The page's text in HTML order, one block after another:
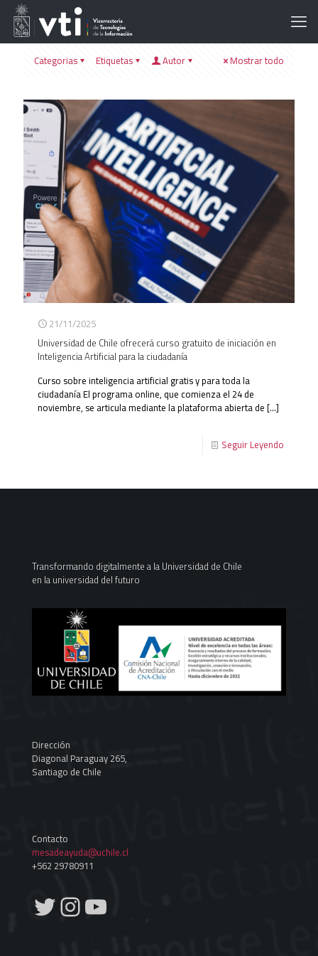
Categorias Etiquetas Autor Mostrar todo
21/11/2025
Universidad de Chile ofrecerá curso gratuito de iniciación en
Inteligencia Artificial para la ciudadanía
Curso sobre inteligencia artificial gratis y para toda la
ciudadanía El programa online, que comienza el 24 de
noviembre, se articula mediante la plataforma abierta de[…]
Seguir Leyendo
Transformando digitalmente a la Universidad de Chile
en la universidad del futuro
Dirección
Diagonal Paraguay 265,
Santiago de Chile
Contacto
mesadeayuda@uchile.cl
+562 29780911
Twitter
Instagram
YouTube